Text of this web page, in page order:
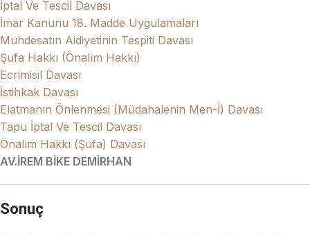
İptal Ve Tescil Davası
İmar Kanunu 18. Madde Uygulamaları
Muhdesatın Aidiyetinin Tespiti Davası
Şufa Hakkı (Önalım Hakkı)
Ecrimisil Davası
İstihkak Davası
Elatmanın Önlenmesi (Müdahalenin Men-İ) Davası
Tapu İptal Ve Tescil Davası
Önalım Hakkı (Şufa) Davası
AV.İREM BİKE DEMİRHAN
Sonuç